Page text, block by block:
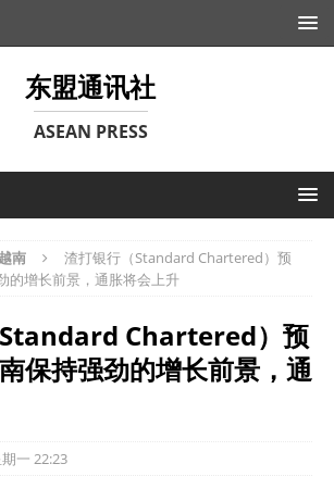
东盟通讯社
ASEAN PRESS
越南
渣打银行（Standard Chartered）预
的增长前景，通胀将会上升
Chartered）预
保持强劲的增长前景，通
一 22:23